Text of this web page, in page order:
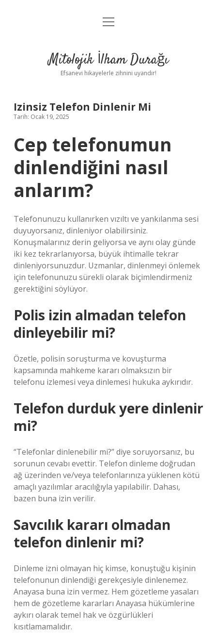
Anasayfa
Yasal Uyarı
menüyü
Mitolojik İlham Durağı
Efsanevi hikayelerle zihnini uyandır!
Izinsiz Telefon Dinlenir Mi
Tarih: Ocak 19, 2025
Cep telefonumun
dinlendiğini nasıl
anlarım?
Telefonunuzu kullanırken vızıltı ve yankılanma sesi
duyuyorsanız, dinleniyor olabilirsiniz.
Konuşmalarınız derin geliyorsa ve aynı olay günde
iki kez tekrarlanıyorsa, büyük ihtimalle tekrar
dinleniyorsunuzdur. Uzmanlar, dinlenmeyi önlemek
için telefonunuzu sürekli olarak biçimlendirmeniz
gerektiğini söylüyor.
Polis izin almadan telefon
dinleyebilir mi?
Özetle, polisin soruşturma ve kovuşturma
kapsamında mahkeme kararı olmaksızın bir
telefonu izlemesi veya dinlemesi hukuka aykırıdır.
Telefon durduk yere dinlenir
mi?
“Telefonlar dinlenebilir mi?” diye soruyorsanız, bu
sorunun cevabı evettir. Telefon dinleme doğrudan
ağ üzerinden ve/veya telefonlarınıza yüklenen kötü
amaçlı yazılımlar aracılığıyla yapılabilir. Dahası,
bazen buna izin verilir.
Savcılık kararı olmadan
telefon dinlenir mi?
Dinleme izni olmayan hiç kimse, konuştuğu kişinin
telefonunun dinlendiği gerekçesiyle dinlenemez.
Anayasa buna izin vermez. Hem gözetleme yasaları
hem de gözetleme kararları Anayasa hükümlerine
aykırı olarak temel hak ve özgürlükleri
kısıtlamamalıdır.